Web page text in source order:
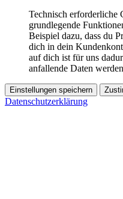
Technisch erforderliche
grundlegende
Beispiel dazu, dass du
dich in dein
auf dich ist für uns
anfallende Daten
Einstellungen speichern
Datenschutzerklärung